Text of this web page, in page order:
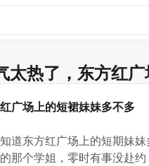
太热了，东方红
广场上的短裙妹妹多不多
道东方红广场上的短期妹妹
那个学姐，零时有事没赴约